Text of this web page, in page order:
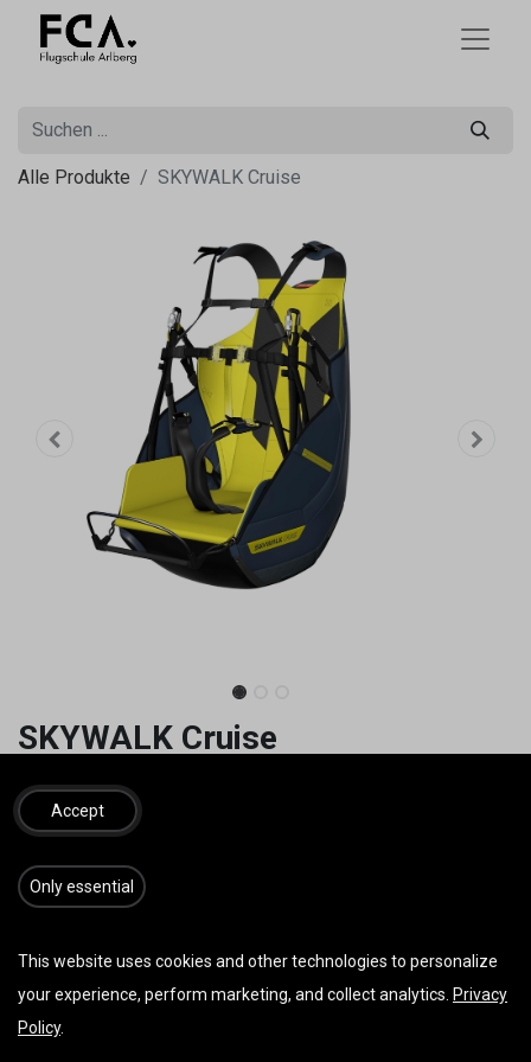
Alle Produkte SKYWALK Cruise
SKYWALK Cruise
Einfach. Modular. Vielseitig.
Modulares Komfortgurtzeug für vielfältigste Ansprüche.
1.092,00€
Accept
​​​Only essential
This website uses cookies and other technologies to personalize
your experience, perform marketing, and collect analytics. Privacy
Policy.